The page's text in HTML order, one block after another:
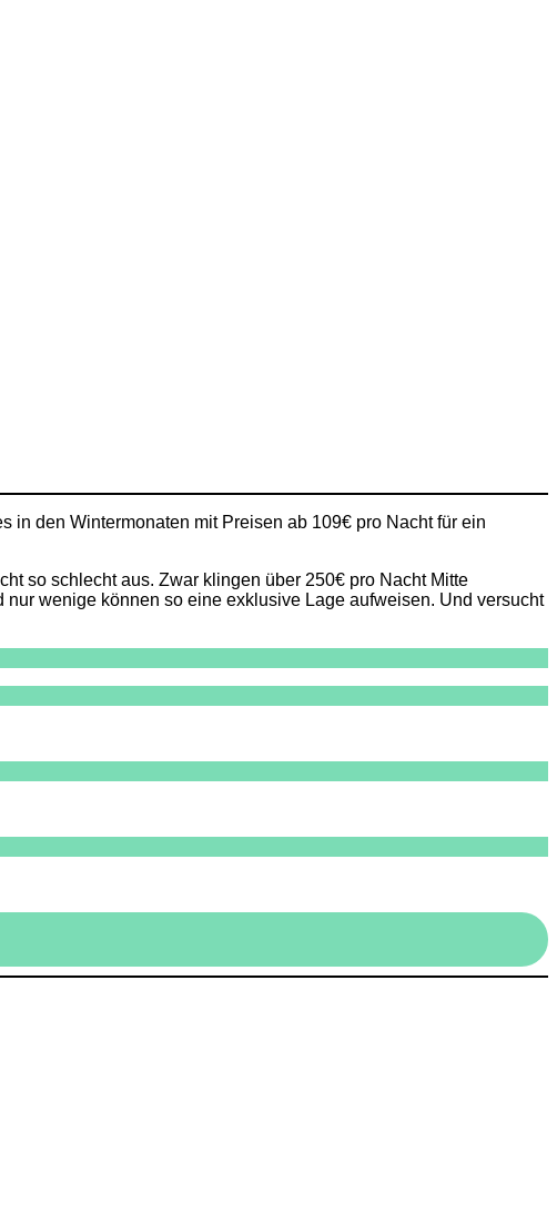
den Wintermonaten mit Preisen ab 109€ pro Nacht für ein
so schlecht aus. Zwar klingen über 250€ pro Nacht Mitte
wenige können so eine exklusive Lage aufweisen. Und versucht